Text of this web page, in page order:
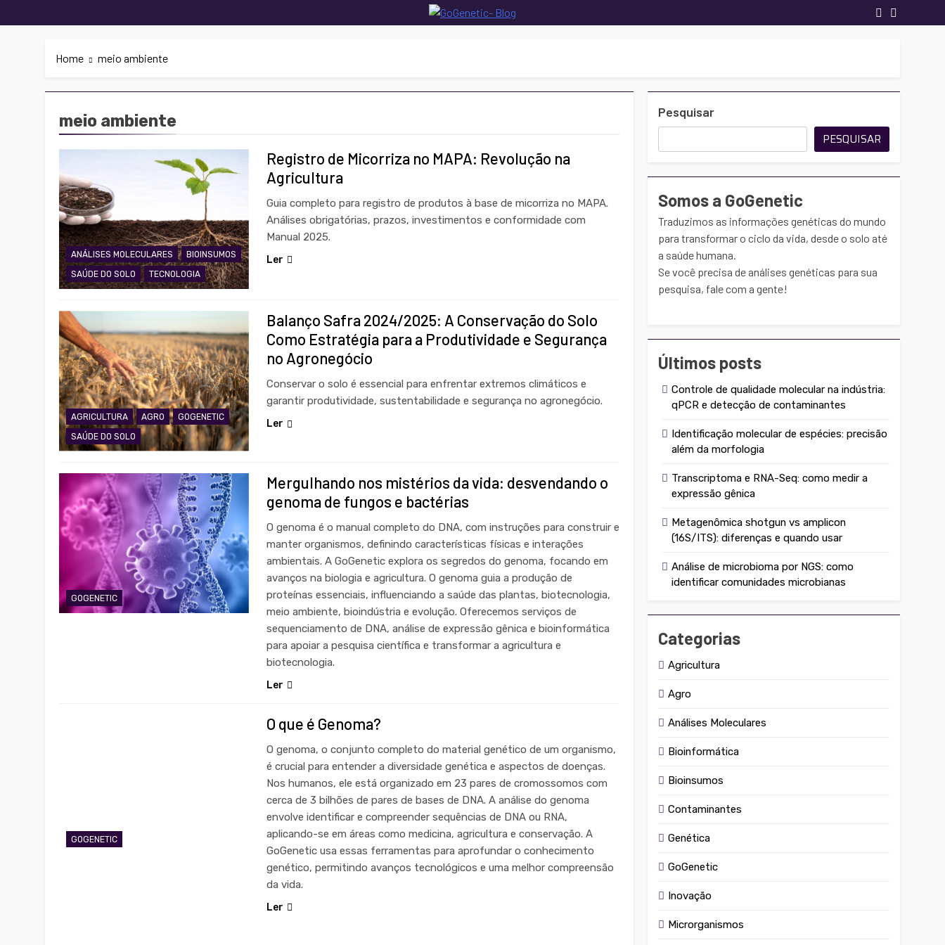
to
GoGenetic- Blog
Home meio ambiente
meio ambiente
ANÁLISES MOLECULARES
BIOINSUMOS
SAÚDE DO SOLO
TECNOLOGIA
Registro de Micorriza no MAPA: Revolução na
Agricultura
Guia completo para registro de produtos à base de micorriza no MAPA.
Análises obrigatórias, prazos, investimentos e conformidade com
Manual 2025.
Ler
AGRICULTURA AGRO
GOGENETIC
SAÚDE DO SOLO
Balanço Safra 2024/2025: A Conservação do Solo
Como Estratégia para a Produtividade e Segurança
no Agronegócio
Conservar o solo é essencial para enfrentar extremos climáticos e
garantir produtividade, sustentabilidade e segurança no agronegócio.
Ler
GOGENETIC
Mergulhando nos mistérios da vida: desvendando o
genoma de fungos e bactérias
O genoma é o manual completo do DNA, com instruções para construir e
manter organismos, definindo características físicas e interações
ambientais. A GoGenetic explora os segredos do genoma, focando em
avanços na biologia e agricultura. O genoma guia a produção de
proteínas essenciais, influenciando a saúde das plantas, biotecnologia,
meio ambiente, bioindústria e evolução. Oferecemos serviços de
sequenciamento de DNA, análise de expressão gênica e bioinformática
para apoiar a pesquisa científica e transformar a agricultura e
biotecnologia.
Ler
GOGENETIC
O que é Genoma?
O genoma, o conjunto completo do material genético de um organismo,
é crucial para entender a diversidade genética e aspectos de doenças.
Nos humanos, ele está organizado em 23 pares de cromossomos com
cerca de 3 bilhões de pares de bases de DNA. A análise do genoma
envolve identificar e compreender sequências de DNA ou RNA,
aplicando-se em áreas como medicina, agricultura e conservação. A
GoGenetic usa essas ferramentas para aprofundar o conhecimento
genético, permitindo avanços tecnológicos e uma melhor compreensão
da vida.
Ler
Pesquisar
PESQUISAR
Somos a GoGenetic
Traduzimos as informações genéticas do mundo
para transformar o ciclo da vida, desde o solo até
a saúde humana.
Se você precisa de análises genéticas para sua
pesquisa, fale com a gente!
Últimos posts
Controle de qualidade molecular na indústria:
qPCR e detecção de contaminantes
Identificação molecular de espécies: precisão
além da morfologia
Transcriptoma e RNA-Seq: como medir a
expressão gênica
Metagenômica shotgun vs amplicon
(16S/ITS): diferenças e quando usar
Análise de microbioma por NGS: como
identificar comunidades microbianas
Categorias
Agricultura
Agro
Análises Moleculares
Bioinformática
Bioinsumos
Contaminantes
Genética
GoGenetic
Inovação
Microrganismos